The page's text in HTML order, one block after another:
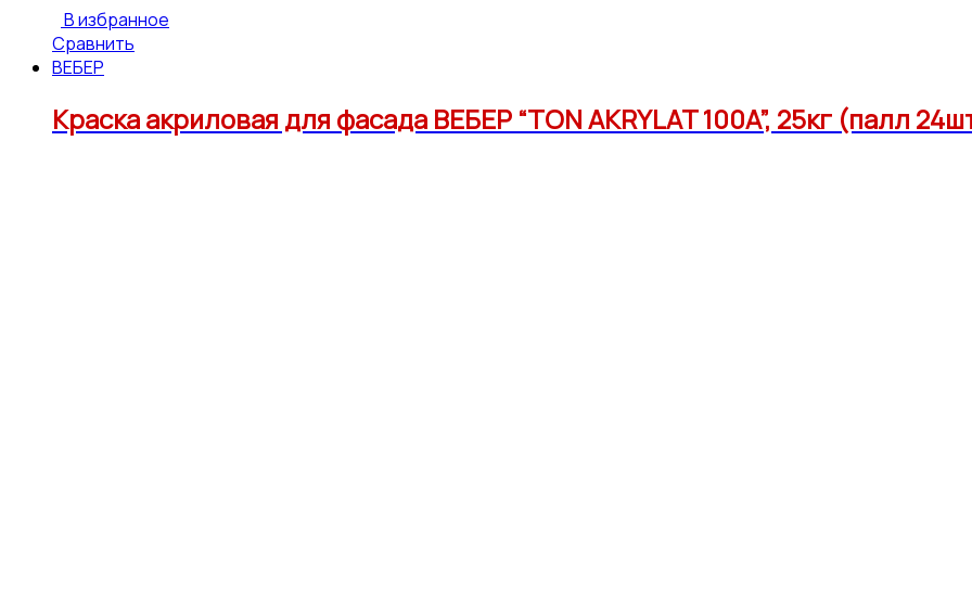
В избранное
Сравнить
ВЕБЕР
Краска акриловая для фасада ВЕБЕР “TON AKRYLAT 100A”, 25кг (палл